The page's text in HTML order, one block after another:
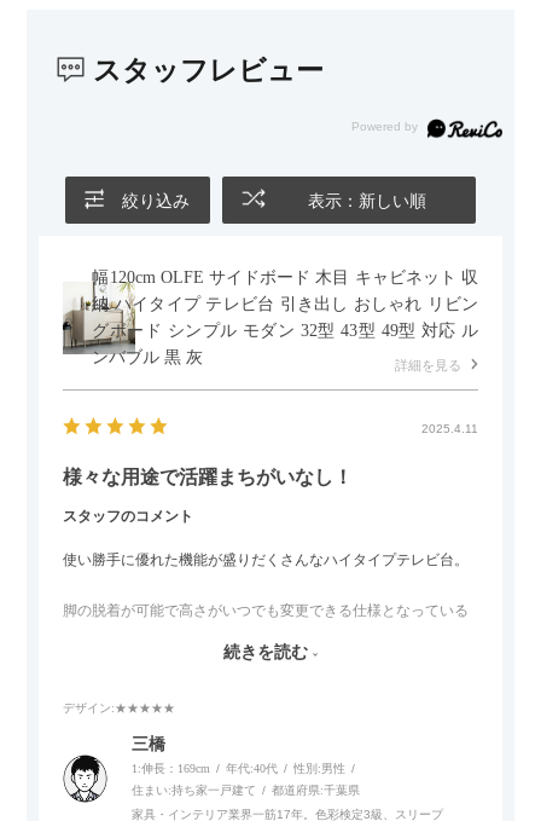
また、カウチのように足を伸ばしてくつろげるスタイルが理想
かせるため、普段はカウチとして使い、来客時には離してスツ
す。
スタッフレビュー
絞り込み 表示：新しい順
幅120cm OLFE サイドボード 木目 キャビネット 収
納 ハイタイプ テレビ台 引き出し おしゃれ リビン
グボード シンプル モダン 32型 43型 49型 対応 ル
ンバブル 黒 灰
詳細を見る
2025.4.11
様々な用途で活躍まちがいなし！
スタッフのコメント
使い勝手に優れた機能が盛りだくさんなハイタイプテレビ台。
脚の脱着が可能で高さがいつでも変更できる仕様となっている
また、補助テーブルとして使用可能なスライドテーブルや収納
内部にもプリンターなどが置けるスライド棚板がついているの
でテレビ台以外にもオフィスなどでの収納家具やリビングでの
サイドボードとして多目的な用途に対応しています。
続きを読む
デザイン:★★★★★
三橋
1:伸長：169cm 年代:40代 性別:男性
住まい:持ち家一戸建て 都道府県:千葉県
家具・インテリア業界一筋17年。色彩検定3級、スリープ